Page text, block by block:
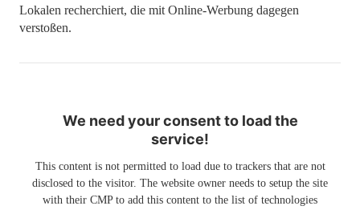
Lokalen recherchiert, die mit Online-Werbung dagegen
verstoßen.
We need your consent to load the
service!
This content is not permitted to load due to trackers that are not
disclosed to the visitor. The website owner needs to setup the site
with their CMP to add this content to the list of technologies